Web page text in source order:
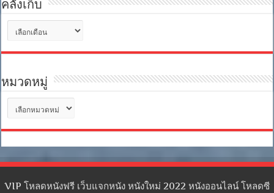
คลังเก็บ
เก็บ
หมวดหมู่
หมู่
VIP โหลดหนังฟรี เว็บแจกหนัง หนังใหม่ 2022 หนังออนไลน์ โหลดซี